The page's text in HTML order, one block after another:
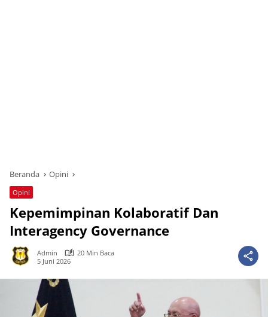
Beranda Opini
Opini
Kepemimpinan Kolaboratif Dan
Interagency Governance
Admin
20 Min Baca
5 Juni 2026